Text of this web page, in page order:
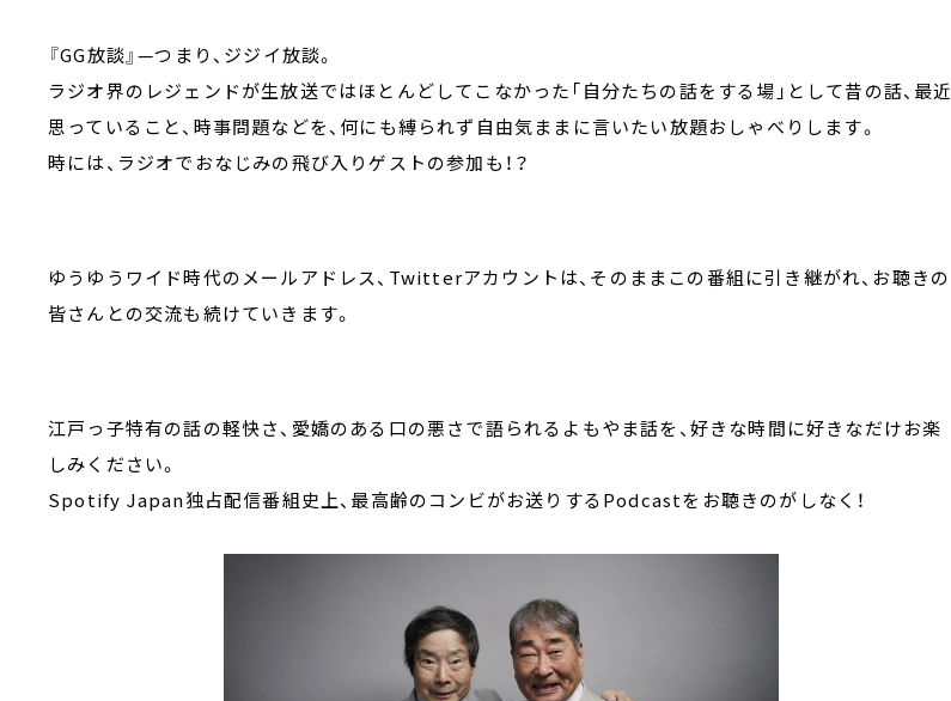
『GG放談』—つまり、ジジイ放談。
ラジオ界のレジェンドが生放送ではほとんどしてこなかった「自分たちの話をする場」として昔の話、最近
思っていること、時事問題などを、何にも縛られず自由気ままに言いたい放題おしゃべりします。
時には、ラジオでおなじみの飛び入りゲストの参加も！？
ゆうゆうワイド時代のメールアドレス、Twitterアカウントは、そのままこの番組に引き継がれ、お聴きの
皆さんとの交流も続けていきます。
江戸っ子特有の話の軽快さ、愛嬌のある口の悪さで語られるよもやま話を、好きな時間に好きなだけお楽
しみください。
Spotify Japan独占配信番組史上、最高齢のコンビがお送りするPodcastをお聴きのがしなく！